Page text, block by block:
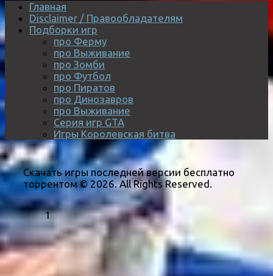
Главная
Disclaimer / Правообладателям
Подборки игр
про Ферму
про Выживание
про Зомби
про Футбол
про Пиратов
про Динозавров
про Выживание
Серия игр GTA
Игры Королевская битва
Скачать игры последней версии бесплатно
торрентом © 2026. All Rights Reserved.
1